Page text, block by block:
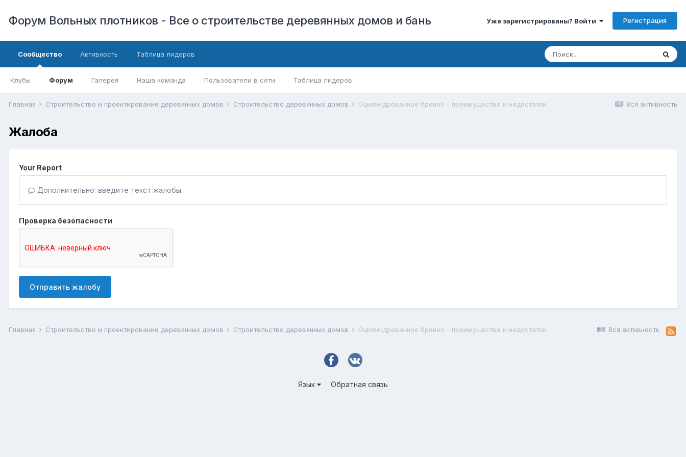
Форум Вольных плотников - Все о строительстве деревянных домов и бань Уже зарегистрированы? Войти Регистрация
Сообщество
Клубы Форум Галерея Наша команда Пользователи в сети Таблица лидеров
Активность Таблица лидеров
Вся активность
Главная Строительство и проектирование деревянных домов Строительство деревянных домов Оцилиндрованное бревно - преимущества и недостатки
Жалоба
Your Report
Дополнительно: введите текст жалобы.
Проверка безопасности
Отправить жалобу
Вся активность
Главная Строительство и проектирование деревянных домов Строительство деревянных домов Оцилиндрованное бревно - преимущества и недостатки
Язык Обратная связь